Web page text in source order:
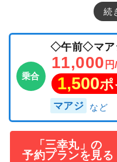
続
乗合
◇午前◇マア
11,000
1,500ポ
マアジ
「三幸丸」の
予約プランを見る